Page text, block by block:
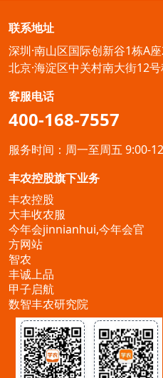
联系地址
深圳·南山区国际创新谷1栋A
北京·海淀区中关村南大街12
客服电话
400-168-7557
服务时间：周一至周五 9:00-
丰农控股旗下业务
丰农控股
大丰收农服
今年会jinnianhui,今年会官
方网站
智农
丰诚上品
甲子启航
数智丰农研究院